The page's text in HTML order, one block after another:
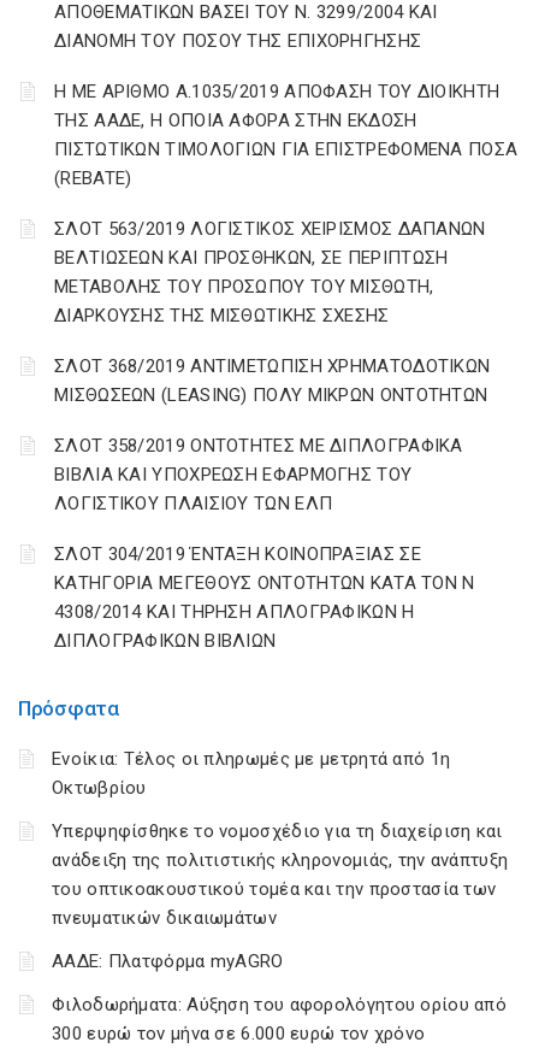
Πρόσφατα
Ενοίκια: Τέλος οι πληρωμές με μετρητά από 1η
Οκτωβρίου
Υπερψηφίσθηκε το νομοσχέδιο για τη διαχείριση και
ανάδειξη της πολιτιστικής κληρονομιάς, την ανάπτυξη
του οπτικοακουστικού τομέα και την προστασία των
πνευματικών δικαιωμάτων
ΑΑΔΕ: Πλατφόρμα myAGRO
Φιλοδωρήματα: Αύξηση του αφορολόγητου ορίου από
300 ευρώ τον μήνα σε 6.000 ευρώ τον χρόνο
ΑΠΟΘΕΜΑΤΙΚΩΝ ΒΑΣΕΙ ΤΟΥ N. 3299/2004 ΚΑΙ
ΔΙΑΝΟΜΗ ΤΟΥ ΠΟΣΟΥ ΤΗΣ ΕΠΙΧΟΡΗΓΗΣΗΣ
Η ΜΕ ΑΡΙΘΜΟ Α.1035/2019 ΑΠΟΦΑΣΗ ΤΟΥ ΔΙΟΙΚΗΤΗ
ΤΗΣ ΑΑΔΕ, Η ΟΠΟΙΑ ΑΦΟΡΑ ΣΤΗΝ ΕΚΔΟΣΗ
ΠΙΣΤΩΤΙΚΩΝ ΤΙΜΟΛΟΓΙΩΝ ΓΙΑ ΕΠΙΣΤΡΕΦΟΜΕΝΑ ΠΟΣΑ
(REBATE)
ΣΛΟΤ 563/2019 ΛΟΓΙΣΤΙΚΟΣ ΧΕΙΡΙΣΜΟΣ ΔΑΠΑΝΩΝ
ΒΕΛΤΙΩΣΕΩΝ ΚΑΙ ΠΡΟΣΘΗΚΩΝ, ΣΕ ΠΕΡΙΠΤΩΣΗ
ΜΕΤΑΒΟΛΗΣ ΤΟΥ ΠΡΟΣΩΠΟΥ ΤΟΥ ΜΙΣΘΩΤΗ,
ΔΙΑΡΚΟΥΣΗΣ ΤΗΣ ΜΙΣΘΩΤΙΚΗΣ ΣΧΕΣΗΣ
ΣΛΟΤ 368/2019 ΑΝΤΙΜΕΤΩΠΙΣΗ ΧΡΗΜΑΤΟΔΟΤΙΚΩΝ
ΜΙΣΘΩΣΕΩΝ (LEASING) ΠΟΛΥ ΜΙΚΡΩΝ ΟΝΤΟΤΗΤΩΝ
ΣΛΟΤ 358/2019 ΟΝΤΟΤΗΤΕΣ ΜΕ ΔΙΠΛΟΓΡΑΦΙΚΑ
ΒΙΒΛΙΑ ΚΑΙ ΥΠΟΧΡΕΩΣΗ ΕΦΑΡΜΟΓΗΣ ΤΟΥ
ΛΟΓΙΣΤΙΚΟΥ ΠΛΑΙΣΙΟΥ ΤΩΝ ΕΛΠ
ΣΛΟΤ 304/2019 ΈΝΤΑΞΗ ΚΟΙΝΟΠΡΑΞΙΑΣ ΣΕ
ΚΑΤΗΓΟΡΙΑ ΜΕΓΕΘΟΥΣ ΟΝΤΟΤΗΤΩΝ ΚΑΤΑ ΤΟΝ Ν
4308/2014 ΚΑΙ ΤΗΡΗΣΗ ΑΠΛΟΓΡΑΦΙΚΩΝ Η
ΔΙΠΛΟΓΡΑΦΙΚΩΝ ΒΙΒΛΙΩΝ